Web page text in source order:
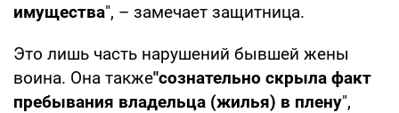
имущества", – замечает защитница.
Это лишь часть нарушений бывшей жены
воина. Она также"сознательно скрыла факт
пребывания владельца (жилья) в плену",